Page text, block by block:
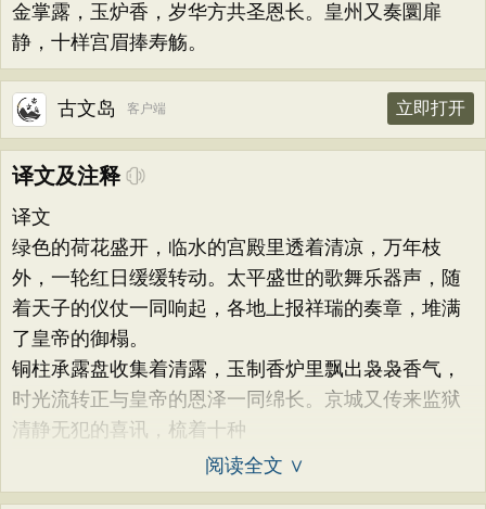
金掌露，玉炉香，岁华方共圣恩长。皇州又奏圜扉
静，十样宫眉捧寿觞。
古文岛 客户端 立即打开
译文及注释
译文
绿色的荷花盛开，临水的宫殿里透着清凉，万年枝
外，一轮红日缓缓转动。太平盛世的歌舞乐器声，随
着天子的仪仗一同响起，各地上报祥瑞的奏章，堆满
了皇帝的御榻。
铜柱承露盘收集着清露，玉制香炉里飘出袅袅香气，
时光流转正与皇帝的恩泽一同绵长。京城又传来监狱
清静无犯的喜讯，梳着十种
阅读全文 ∨